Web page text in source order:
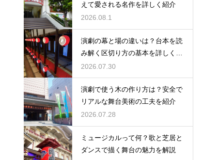
えて愛される名作を詳しく紹介
2026.08.1
演劇の幕と場の違いは？台本を読
み解く区切り方の基本を詳しく解
説
2026.07.30
演劇で使う木の作り方は？安全で
リアルな舞台美術の工夫を紹介
2026.07.28
ミュージカルって何？歌と芝居と
ダンスで描く舞台の魅力を解説